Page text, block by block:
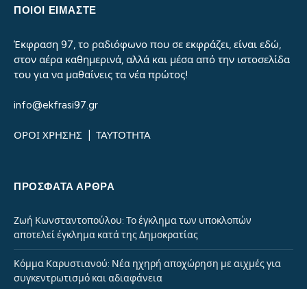
ΠΟΙΟΙ ΕΙΜΑΣΤΕ
Έκφραση 97, το ραδιόφωνο που σε εκφράζει, είναι εδώ,
στον αέρα καθημερινά, αλλά και μέσα από την ιστοσελίδα
του για να μαθαίνεις τα νέα πρώτος!
info@ekfrasi97.gr
ΟΡΟΙ ΧΡΗΣΗΣ ΤΑΥΤΟΤΗΤΑ
ΠΡΌΣΦΑΤΑ ΆΡΘΡΑ
Ζωή Κωνσταντοπούλου: Το έγκλημα των υποκλοπών
αποτελεί έγκλημα κατά της Δημοκρατίας
Κόμμα Καρυστιανού: Νέα ηχηρή αποχώρηση με αιχμές για
συγκεντρωτισμό και αδιαφάνεια